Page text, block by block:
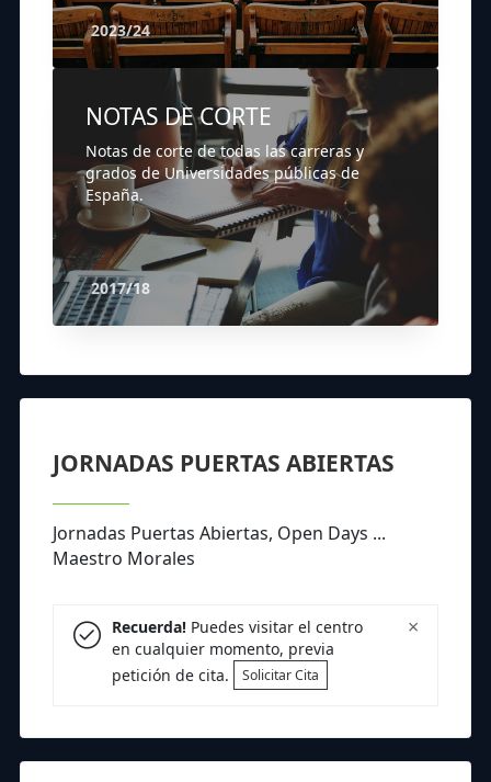
2023/24
NOTAS DE CORTE
Notas de corte de todas las carreras y
grados de Universidades públicas de
España.
2017/18
JORNADAS PUERTAS ABIERTAS
Jornadas Puertas Abiertas, Open Days ...
Maestro Morales
×
Recuerda!Puedes visitar el centro
en cualquier momento, previa
petición de cita.
Solicitar Cita